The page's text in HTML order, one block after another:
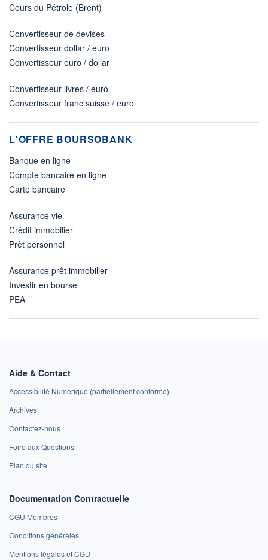
Cours du Pétrole (Brent)
Convertisseur de devises
Convertisseur dollar / euro
Convertisseur euro / dollar
Convertisseur livres / euro
Convertisseur franc suisse / euro
L'OFFRE BOURSOBANK
Banque en ligne
Compte bancaire en ligne
Carte bancaire
Assurance vie
Crédit immobilier
Prêt personnel
Assurance prêt immobilier
Investir en bourse
PEA
Aide & Contact
Accessibilité Numérique (partiellement conforme)
Archives
Contactez-nous
Foire aux Questions
Plan du site
Documentation Contractuelle
CGU Membres
Conditions générales
Mentions légales et CGU